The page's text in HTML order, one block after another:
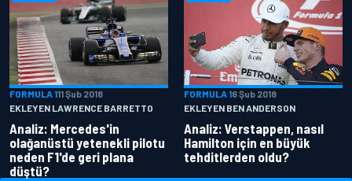
FORMULA 111 Şub 2018
EKLEYEN LAWRENCE BARRETTO
Analiz: Mercedes'in
olağanüstü yetenekli pilotu
neden F1'de geri plana
düştü?
FORMULA 16 Şub 2018
EKLEYEN BEN ANDERSON
Analiz: Verstappen, nasıl
Hamilton için en büyük
tehditlerden oldu?